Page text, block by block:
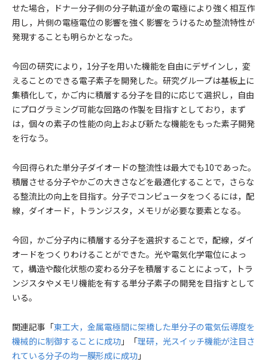
せた場合，ドナー分子側の分子軌道が金の電極により強く相互作
用し，片側の電極電位の影響を強く影響をうけるため整流特性が
発現することも明らかとなった。
今回の研究により，1分子を用いた機能を自由にデザインし，変
えることのできる電子素子を開発した。研究グループは基板上に
集積化して，かご内に積層する分子を目的に応じて選択し，自由
にプログラミング可能な回路の作製を目指すとしており，まず
は，個々の素子の性能の向上および新たな機能をもった素子開発
を行なう。
今回得られた単分子ダイオードの整流性は最大でも10であった。
積層させる分子やかごの大きさなどを最適化することで，さらな
る整流比の向上を目指す。分子でコンピュータをつくるには，配
線，ダイオード，トランジスタ，メモリが必要な要素となる。
今回，かご分子内に積層する分子を選択することで，配線，ダイ
オードをつくりわけることができた。光や電気化学電位によっ
て，構造や酸化状態の変わる分子を積層することによって，トラ
ンジスタやメモリ機能を有する単分子素子の開発を目指すとして
いる。
関連記事「東工大，金属電極間に架橋した単分子の電気伝導度を
機械的に制御することに成功 」「理研，光スイッチ機能が注目さ
れている分子の均一膜形成に成功 」